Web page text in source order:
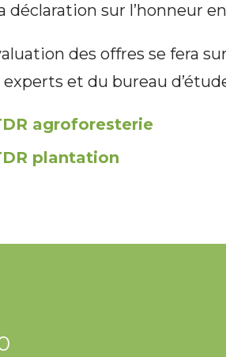
déclaration sur l’honneur
des offres se fera
experts et du bureau
agroforesterie
plantation